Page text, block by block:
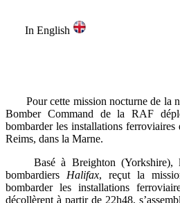
In English
Pour cette mission nocturne de la
Bomber Command de la RAF
bombarder les installations
Reims, dans la Marne.
Basé à Breighton (Yorkshire),
bombardiers Halifax, reçut la
bombarder les installations
décollèrent à partir de 22h48,